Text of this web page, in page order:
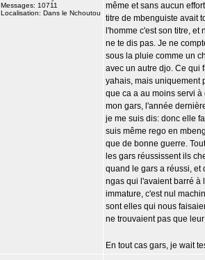
Messages: 10711
Localisation: Dans le Nchoutou
même et sans aucun
titre de mbenguiste avait
l'homme c'est son titre,
ne te dis pas. Je ne
sous la pluie comme un
avec un autre djo. Ce qui
yahais, mais uniquement
que ca a au moins servi
mon gars, l'année
je me suis dis: donc elle
suis même rego en
que de bonne guerre.
les gars réussissent ils
quand le gars a réussi, et
ngas qui l'avaient barré à
immature, c'est nul
sont elles qui nous
ne trouvaient pas que
En tout cas gars, je wait